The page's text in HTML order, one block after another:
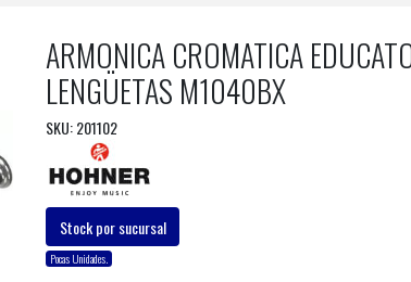
ARMONICA CROMATICA
LENGÜETAS M1040BX
SKU: 201102
Stock por sucursal
Pocas Unidades.